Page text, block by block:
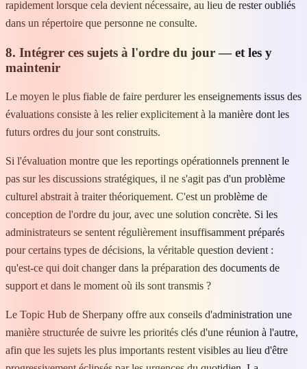
rapidement lorsque cela devient nécessaire, au lieu de rester oubliés
dans un répertoire que personne ne consulte.
8. Intégrer ces sujets à l'ordre du jour — et les y
maintenir
Le moyen le plus fiable de faire perdurer les enseignements issus des
évaluations consiste à les relier explicitement à la manière dont les
futurs ordres du jour sont construits.
Si l'évaluation montre que les reportings opérationnels prennent le
pas sur les discussions stratégiques, il ne s'agit pas d'un problème
culturel abstrait à traiter théoriquement. C'est un problème de
conception de l'ordre du jour, avec une solution concrète. Si les
administrateurs se sentent régulièrement insuffisamment préparés
pour certains types de décisions, la véritable question devient :
qu'est-ce qui doit changer dans la préparation des documents de
support et dans le moment où ils sont transmis ?
Le Topic Hub de Sherpany offre aux conseils d'administration une
manière structurée de suivre les priorités clés d'une réunion à l'autre,
afin que les sujets les plus importants restent visibles au lieu d'être